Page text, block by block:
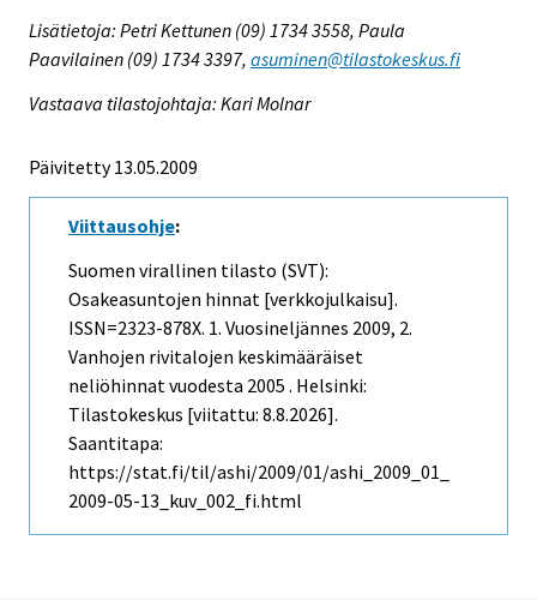
Lisätietoja: Petri Kettunen (09) 1734 3558, Paula
Paavilainen (09) 1734 3397, asuminen@tilastokeskus.fi
Vastaava tilastojohtaja: Kari Molnar
Päivitetty 13.05.2009
Viittausohje:
Suomen virallinen tilasto (SVT):
Osakeasuntojen hinnat [verkkojulkaisu].
ISSN=2323-878X. 1. Vuosineljännes 2009, 2.
Vanhojen rivitalojen keskimääräiset
neliöhinnat vuodesta 2005 . Helsinki:
Tilastokeskus [viitattu: 8.8.2026].
Saantitapa:
https://stat.fi/til/ashi/2009/01/ashi_2009_01_
2009-05-13_kuv_002_fi.html